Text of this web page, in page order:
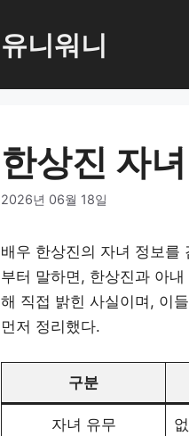
유니워니
한상진 자
2026년 06월 18일
배우 한상진의 자녀 정보를
부터 말하면, 한상진과 아
해 직접 밝힌 사실이며, 이
먼저 정리했다.
구분
자녀 유무